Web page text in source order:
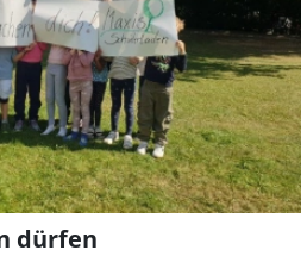
dürfen